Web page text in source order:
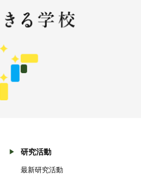
研究活動
最新研究活動